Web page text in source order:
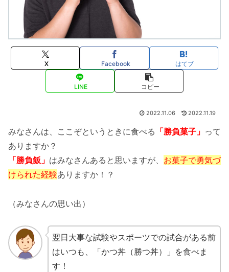
X Facebook はてブ
LINE コピー
2022.11.06 2022.11.19
みなさんは、ここぞというときに食べる 「勝負菓子」 って
ありますか？
「勝負飯」 はみなさんあると思いますが、 お菓子で勇気づ
けられた経験ありますか！？
（みなさんの思い出）
翌日大事な試験やスポーツでの試合がある前
はいつも、「かつ丼（勝つ丼）」を食べま
す！